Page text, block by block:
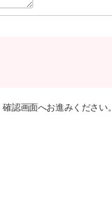
認画面へお進みください。